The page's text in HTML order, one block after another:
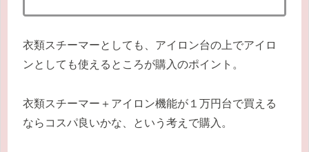
衣類スチーマーとしても、アイロン台の上でアイロ
ンとしても使えるところが購入のポイント。
衣類スチーマー＋アイロン機能が１万円台で買える
ならコスパ良いかな、という考えで購入。